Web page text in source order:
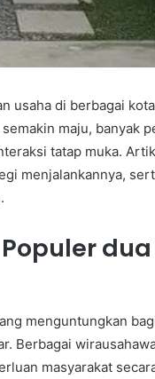
usaha di berbagai
maju, banyak
tatap muka.
menjalankannya,
menguntungkan
Berbagai
masyarakat